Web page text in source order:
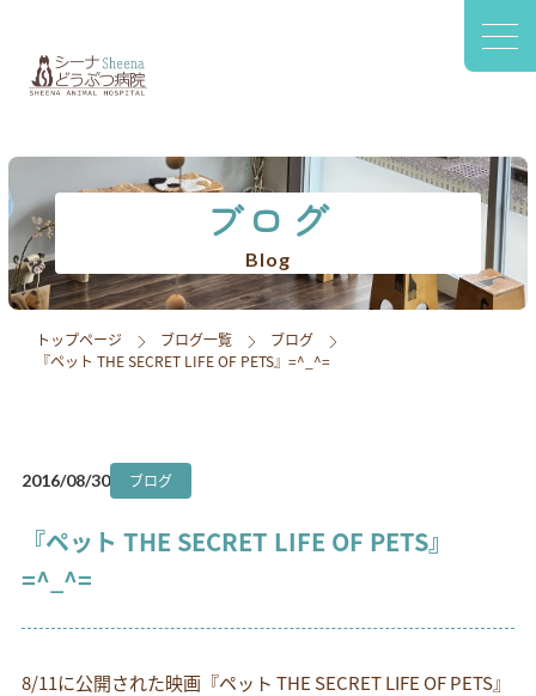
院内設備
スタッフ紹介
アクセス
お電話でのお問い合わせ
ブログ
Blog
トップページ ブログ一覧
ブログ
『ペット THE SECRET LIFE OF PETS』=^_^=
2016/08/30 ブログ
『ペット THE SECRET LIFE OF PETS』
=^_^=
8/11に公開された映画『ペット THE SECRET LIFE OF PETS』